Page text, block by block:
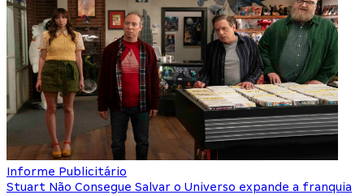
Informe Publicitário
Stuart Não Consegue Salvar o Universo expande a franquia